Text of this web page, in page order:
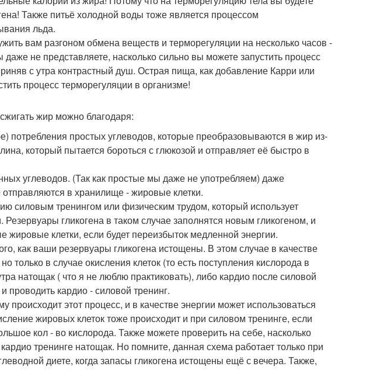
Также питьё холодной воды тоже является процессом
льда.
вам разгоном обмена веществ и терморегуляции на несколько часов -
не представляете, насколько сильно вы можете запустить процесс
с утра контрастный душ. Острая пища, как добавление Карри или
процесс терморегуляции в организме!
жир можно благодаря:
потребления простых углеводов, которые преобразовываются в жир из-
который пытается бороться с глюкозой и отправляет её быстро в
углеводов. (Так как простые мы даже не употребляем) даже
в хранилище - жировые клетки.
силовым тренингом или физическим трудом, который использует
Резервуары гликогена в таком случае заполнятся новым гликогеном, и
жировые клетки, если будет переизбыток медленной энергии.
как ваши резервуары гликогена истощены. В этом случае в качестве
только в случае окисления клеток (то есть поступления кислорода в
натощак ( что я не люблю практиковать), либо кардио после силовой
кардио - силовой тренинг.
происходит этот процесс, и в качестве энергии может использоваться
жировых клеток тоже происходит и при силовом тренинге, если
кол - во кислорода. Также можете проверить на себе, насколько
тренинге натощак. Но помните, данная схема работает только при
диете, когда запасы гликогена истощены ещё с вечера. Также,